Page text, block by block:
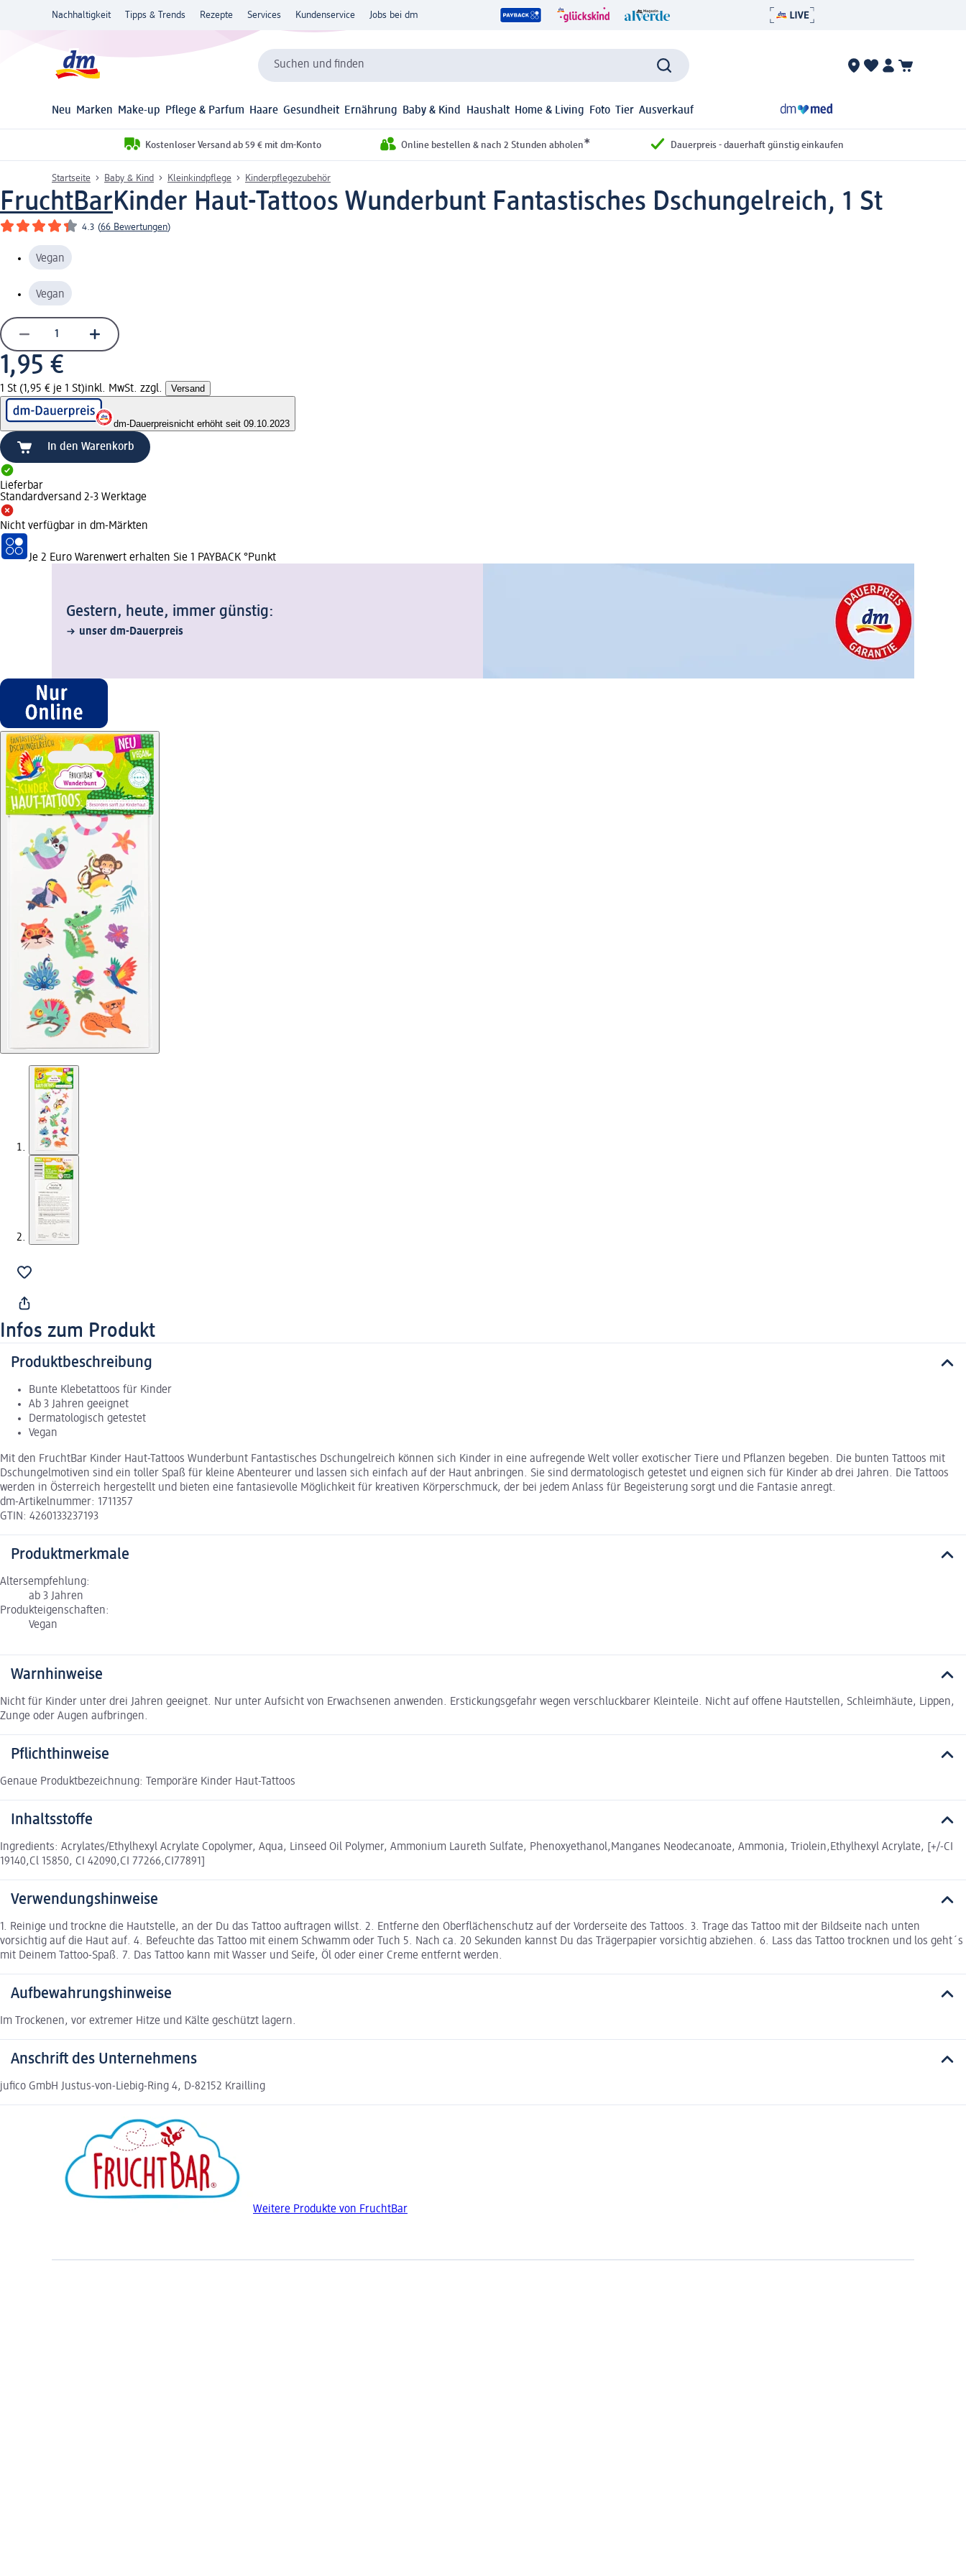
Nachhaltigkeit Tipps & Trends Rezepte Services Kundenservice Jobs bei dm
Suchen und finden
Neu Marken Make-up Pflege & Parfum Haare Gesundheit Ernährung Baby & Kind Haushalt Home & Living Foto Tier Ausverkauf
Kostenloser Versand ab 59 € mit dm-Konto Online bestellen & nach 2 Stunden abholen* Dauerpreis - dauerhaft günstig einkaufen
Startseite Baby & Kind Kleinkindpflege Kinderpflegezubehör
FruchtBarKinder Haut-Tattoos Wunderbunt Fantastisches Dschungelreich, 1 St
4.3 (66 Bewertungen)
Vegan
Vegan
1,95 €
1 St (1,95 € je 1 St)inkl. MwSt. zzgl. Versand
dm-Dauerpreisnicht erhöht seit 09.10.2023
In den Warenkorb
Lieferbar
Standardversand 2-3 Werktage
Nicht verfügbar in dm-Märkten
Je 2 Euro Warenwert erhalten Sie 1 PAYBACK °Punkt
Gestern, heute, immer günstig:
unser dm-Dauerpreis
Infos zum Produkt
Produktbeschreibung
Bunte Klebetattoos für Kinder
Ab 3 Jahren geeignet
Dermatologisch getestet
Vegan
Mit den FruchtBar Kinder Haut-Tattoos Wunderbunt Fantastisches Dschungelreich können sich Kinder in eine aufregende Welt voller exotischer Tiere und Pflanzen begeben. Die bunten Tattoos mit
Dschungelmotiven sind ein toller Spaß für kleine Abenteurer und lassen sich einfach auf der Haut anbringen. Sie sind dermatologisch getestet und eignen sich für Kinder ab drei Jahren. Die Tattoos
werden in Österreich hergestellt und bieten eine fantasievolle Möglichkeit für kreativen Körperschmuck, der bei jedem Anlass für Begeisterung sorgt und die Fantasie anregt.
dm-Artikelnummer: 1711357
GTIN: 4260133237193
Produktmerkmale
Altersempfehlung:
ab 3 Jahren
Produkteigenschaften:
Vegan
Warnhinweise
Nicht für Kinder unter drei Jahren geeignet. Nur unter Aufsicht von Erwachsenen anwenden. Erstickungsgefahr wegen verschluckbarer Kleinteile. Nicht auf offene Hautstellen, Schleimhäute, Lippen,
Zunge oder Augen aufbringen.
Pflichthinweise
Genaue Produktbezeichnung: Temporäre Kinder Haut-Tattoos
Inhaltsstoffe
Ingredients: Acrylates/Ethylhexyl Acrylate Copolymer, Aqua, Linseed Oil Polymer, Ammonium Laureth Sulfate, Phenoxyethanol,Manganes Neodecanoate, Ammonia, Triolein,Ethylhexyl Acrylate, [+/-CI
19140,Cl 15850, CI 42090,CI 77266,CI77891]
Verwendungshinweise
1. Reinige und trockne die Hautstelle, an der Du das Tattoo auftragen willst. 2. Entferne den Oberflächenschutz auf der Vorderseite des Tattoos. 3. Trage das Tattoo mit der Bildseite nach unten
vorsichtig auf die Haut auf. 4. Befeuchte das Tattoo mit einem Schwamm oder Tuch 5. Nach ca. 20 Sekunden kannst Du das Trägerpapier vorsichtig abziehen. 6. Lass das Tattoo trocknen und los geht´s
mit Deinem Tattoo-Spaß. 7. Das Tattoo kann mit Wasser und Seife, Öl oder einer Creme entfernt werden.
Aufbewahrungshinweise
Im Trockenen, vor extremer Hitze und Kälte geschützt lagern.
Anschrift des Unternehmens
jufico GmbH Justus-von-Liebig-Ring 4, D-82152 Krailling
Weitere Produkte von FruchtBar